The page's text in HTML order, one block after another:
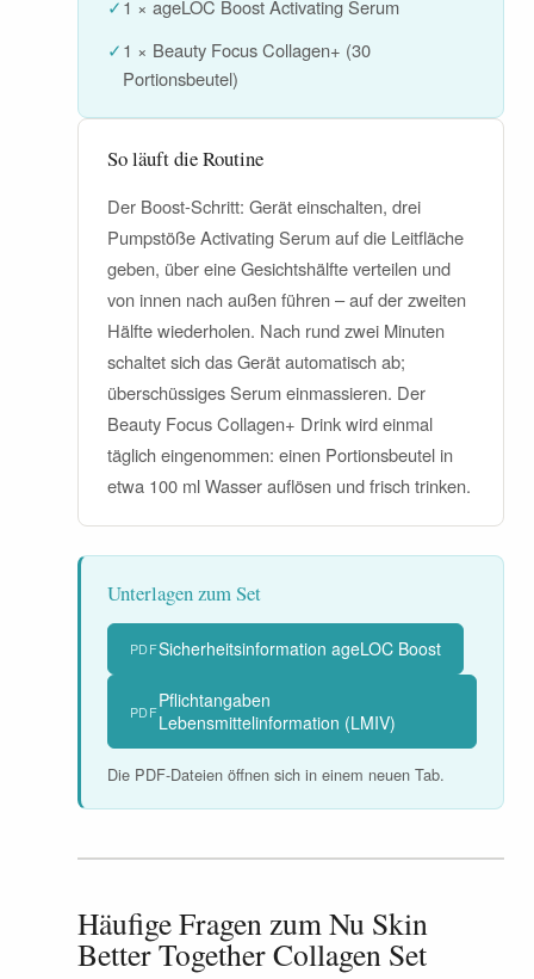
✓1 × ageLOC Boost Activating Serum
✓1 × Beauty Focus Collagen+ (30
Portionsbeutel)
So läuft die Routine
Der Boost-Schritt: Gerät einschalten, drei
Pumpstöße Activating Serum auf die Leitfläche
geben, über eine Gesichtshälfte verteilen und
von innen nach außen führen – auf der zweiten
Hälfte wiederholen. Nach rund zwei Minuten
schaltet sich das Gerät automatisch ab;
überschüssiges Serum einmassieren. Der
Beauty Focus Collagen+ Drink wird einmal
täglich eingenommen: einen Portionsbeutel in
etwa 100 ml Wasser auflösen und frisch trinken.
Unterlagen zum Set
PDFSicherheitsinformation ageLOC Boost
PDFPflichtangaben
Lebensmittelinformation (LMIV)
Die PDF-Dateien öffnen sich in einem neuen Tab.
Häufige Fragen zum Nu Skin
Better Together Collagen Set